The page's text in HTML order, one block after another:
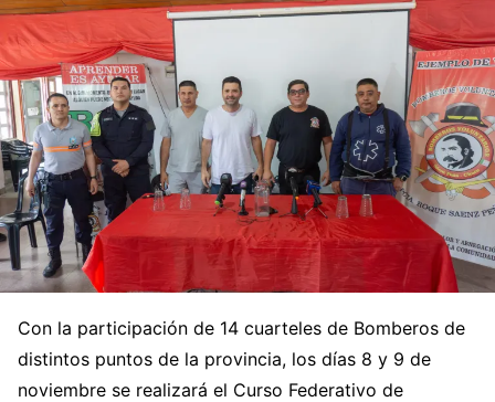
Con la participación de 14 cuarteles de Bomberos de
distintos puntos de la provincia, los días 8 y 9 de
noviembre se realizará el Curso Federativo de